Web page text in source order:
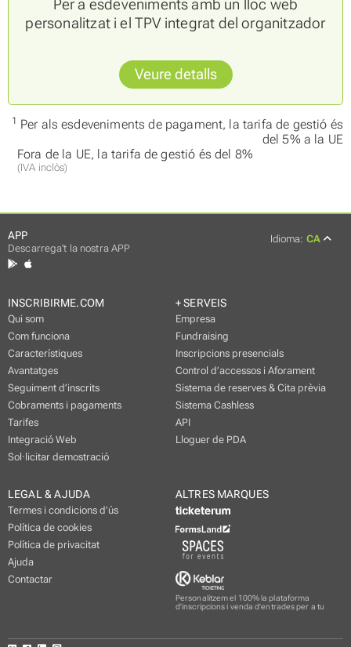
Per a esdeveniments amb un lloc web
personalitzat i el TPV integrat del organitzador
Veure detalls
1 Per als esdeveniments de pagament, la tarifa de gestió és
del 5% a la UE
Fora de la UE, la tarifa de gestió és del 8%
(IVA inclòs)
INSCRIBIRME.COM
Qui som
Com funciona
Característiques
Avantatges
Seguiment d’inscrits
Cobraments i pagaments
Tarifes
Integració Web
Sol·licitar demostració
+ SERVEIS
Empresa
Fundraising
Inscripcions presencials
Control d’accessos i Aforament
Sistema de reserves & Cita prèvia
Sistema Cashless
API
Lloguer de PDA
LEGAL & AJUDA
Termes i condicions d’ús
Política de cookies
Política de privacitat
Ajuda
Contactar
APP
Descarrega't la nostra APP
Idioma: CA
ALTRES MARQUES
Personalitzem el 100% la plataforma
d'inscripcions i venda d'entrades per a tu